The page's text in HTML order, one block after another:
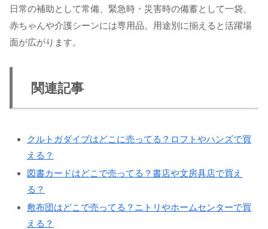
日常の補助として常備、緊急時・災害時の備蓄として一袋、
赤ちゃんや介護シーンには専用品。用途別に揃えると活躍場
面が広がります。
関連記事
クルトガダイブはどこに売ってる？ロフトやハンズで買
える？
図書カードはどこで売ってる？書店や文房具店で買え
る？
敷布団はどこで売ってる？ニトリやホームセンターで買
える？